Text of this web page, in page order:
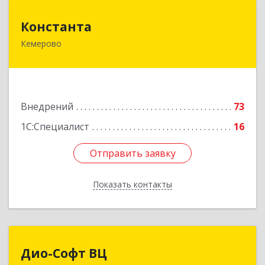
Константа
Кемерово
Внедрений
73
1С:Специалист
16
Отправить заявку
Показать контакты
Отправить заявку
Назад
Дио-Софт ВЦ